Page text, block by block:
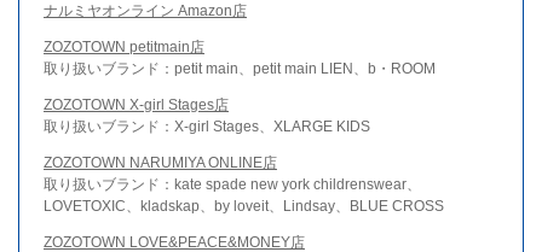
ナルミヤオンライン Amazon店
ZOZOTOWN petitmain店
取り扱いブランド：petit main、petit main LIEN、b・ROOM
ZOZOTOWN X-girl Stages店
取り扱いブランド：X-girl Stages、XLARGE KIDS
ZOZOTOWN NARUMIYA ONLINE店
取り扱いブランド：kate spade new york childrenswear、
LOVETOXIC、kladskap、by loveit、Lindsay、BLUE CROSS
ZOZOTOWN LOVE&PEACE&MONEY店